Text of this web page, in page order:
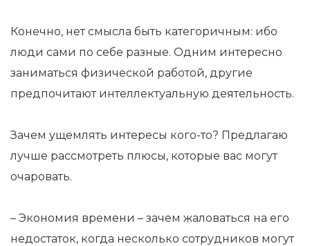
Конечно, нет смысла быть категоричным: ибо
люди сами по себе разные. Одним интересно
заниматься физической работой, другие
предпочитают интеллектуальную деятельность.
Зачем ущемлять интересы кого-то? Предлагаю
лучше рассмотреть плюсы, которые вас могут
очаровать.
– Экономия времени – зачем жаловаться на его
недостаток, когда несколько сотрудников могут